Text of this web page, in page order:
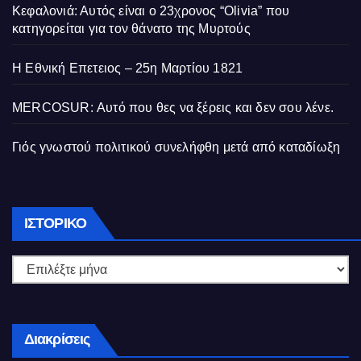
Κεφαλονιά: Αυτός είναι ο 23χρονος “Olivia” που
κατηγορείται για τον θάνατο της Μυρτούς
Η Εθνική Επετειος – 25η Μαρτίου 1821
MERCOSUR: Αυτό που θες να ξέρεις και δεν σου λένε.
Γιός γνωστού πολιτικού συνελήφθη μετά από καταδίωξη
ΙΣΤΟΡΙΚΌ Ιστορικό
Διακρίσεις